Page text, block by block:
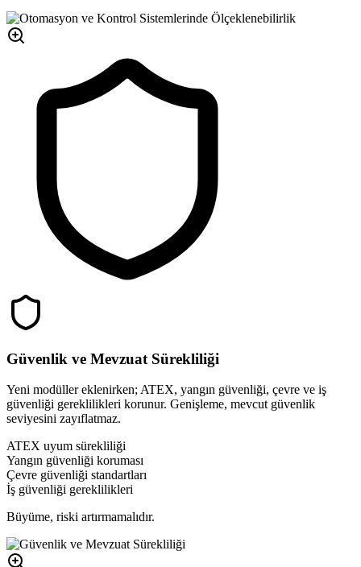
Güvenlik ve Mevzuat Sürekliliği
Yeni modüller eklenirken; ATEX, yangın güvenliği, çevre ve iş
güvenliği gereklilikleri korunur. Genişleme, mevcut güvenlik
seviyesini zayıflatmaz.
ATEX uyum sürekliliği
Yangın güvenliği koruması
Çevre güvenliği standartları
İş güvenliği gereklilikleri
Büyüme, riski artırmamalıdır.